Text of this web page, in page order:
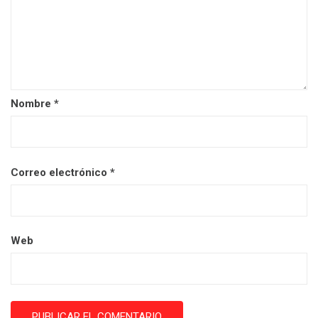
Nombre *
Correo electrónico *
Web